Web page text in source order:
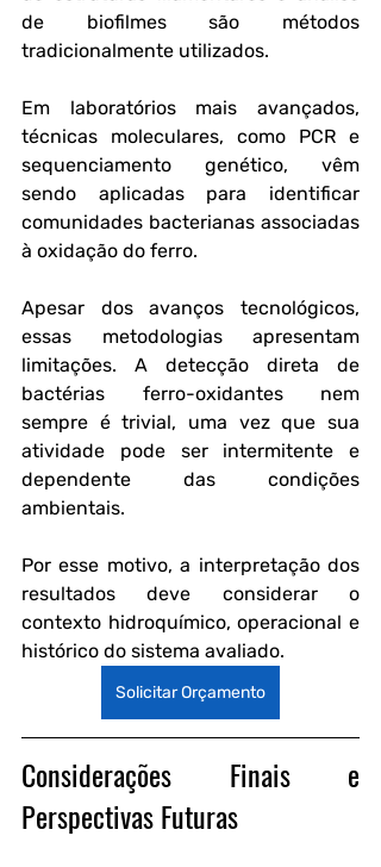
de biofilmes são métodos
tradicionalmente utilizados.
Em laboratórios mais avançados,
técnicas moleculares, como PCR e
sequenciamento genético, vêm
sendo aplicadas para identificar
comunidades bacterianas associadas
à oxidação do ferro.
Apesar dos avanços tecnológicos,
essas metodologias apresentam
limitações. A detecção direta de
bactérias ferro-oxidantes nem
sempre é trivial, uma vez que sua
atividade pode ser intermitente e
dependente das condições
ambientais.
Por esse motivo, a interpretação dos
resultados deve considerar o
contexto hidroquímico, operacional e
histórico do sistema avaliado.
Solicitar Orçamento
Considerações Finais e
Perspectivas Futuras